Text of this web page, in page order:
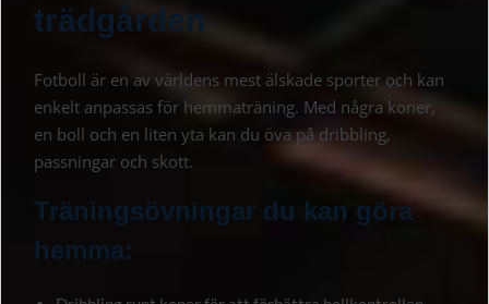
trädgården
Fotboll är en av världens mest älskade sporter och kan
enkelt anpassas för hemmaträning. Med några koner,
en boll och en liten yta kan du öva på dribbling,
passningar och skott.
Träningsövningar du kan göra
hemma: